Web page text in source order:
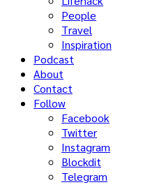
People
Travel
Inspiration
Podcast
About
Contact
Follow
Facebook
Twitter
Instagram
Blockdit
Telegram